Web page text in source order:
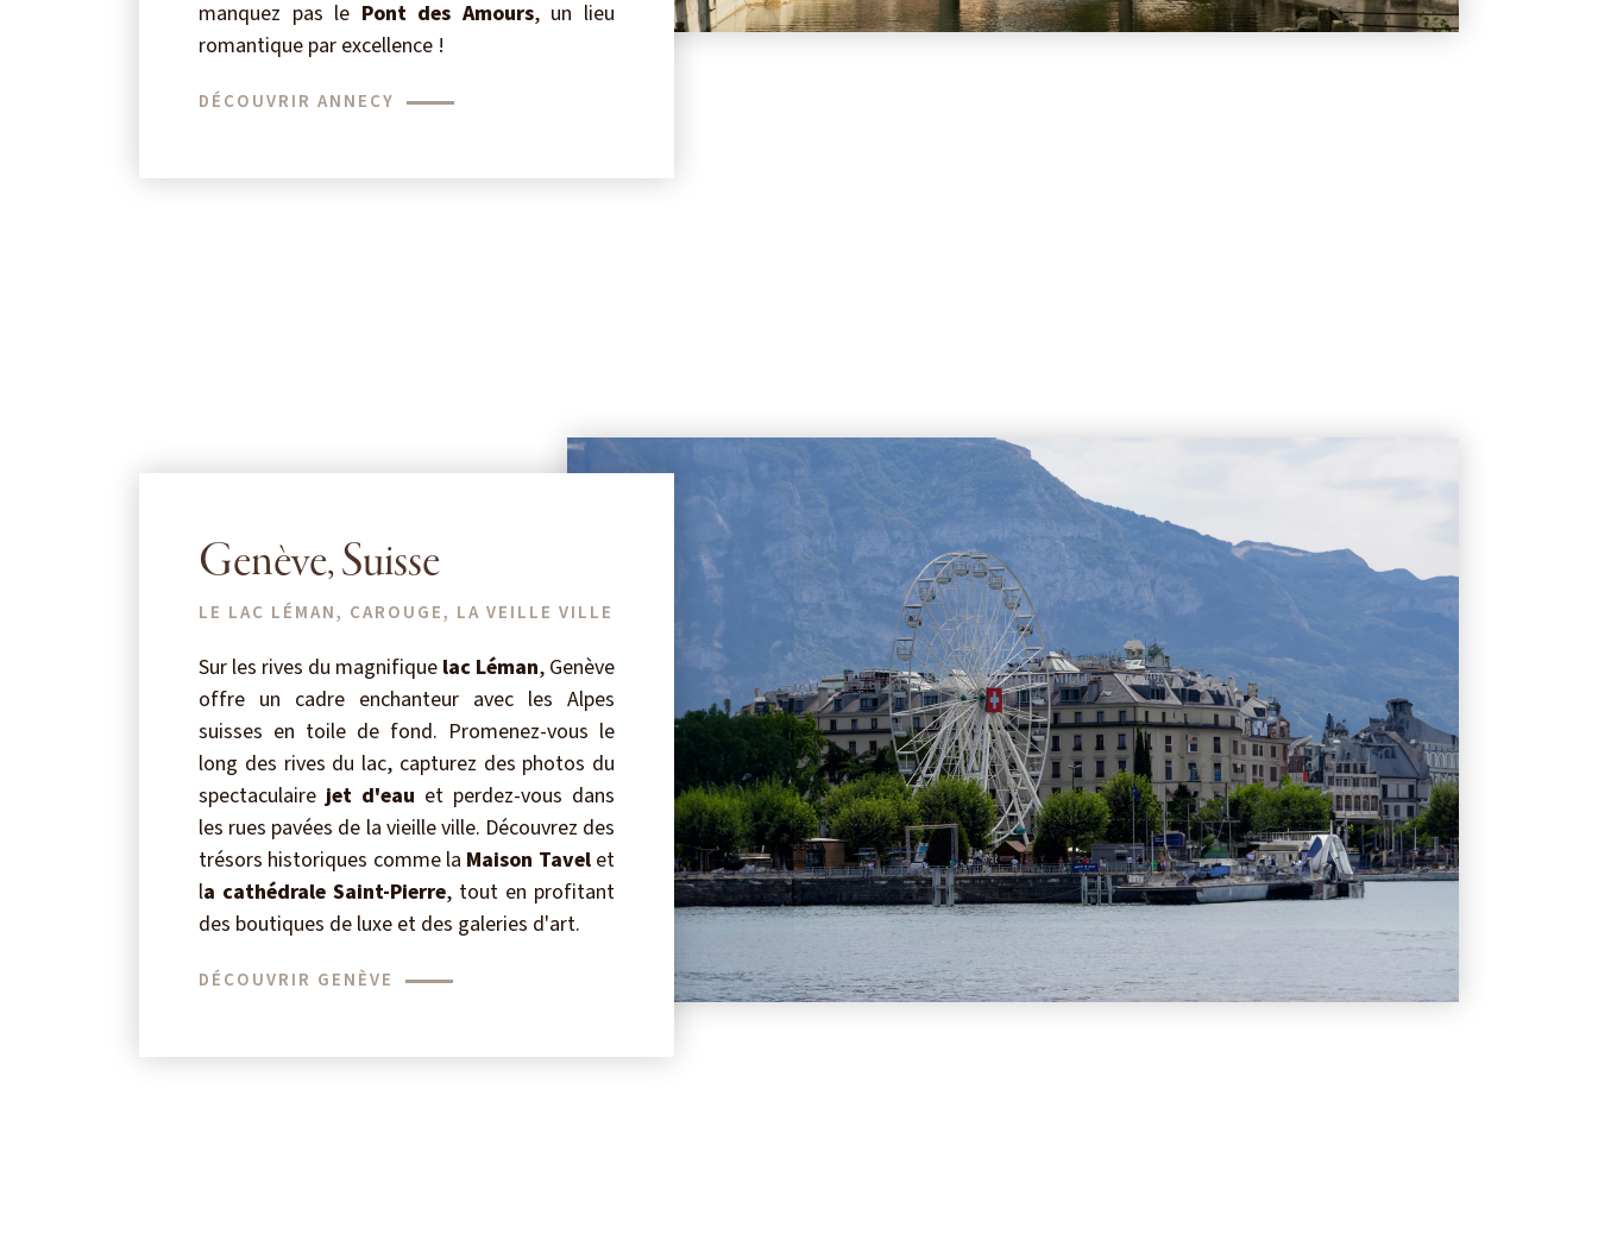
manquez pas le Pont des Amours, un lieu
romantique par excellence !
DÉCOUVRIR ANNECY
Genève, Suisse
LE LAC LÉMAN, CAROUGE, LA VEILLE VILLE
Sur les rives du magnifique lac Léman, Genève
offre un cadre enchanteur avec les Alpes
suisses en toile de fond. Promenez-vous le
long des rives du lac, capturez des photos du
spectaculairejet d'eau et perdez-vous dans
les rues pavées de la vieille ville. Découvrez des
trésors historiques comme la Maison Tavel et
la cathédrale Saint-Pierre, tout en profitant
des boutiques de luxe et des galeries d'art.
DÉCOUVRIR GENÈVE